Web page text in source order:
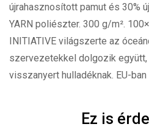
újrahasznosított pamut és 30%
YARN poliészter. 300 g/m².
INITIATIVE világszerte az
szervezetekkel dolgozik együtt,
visszanyert hulladéknak. EU-
Ez is